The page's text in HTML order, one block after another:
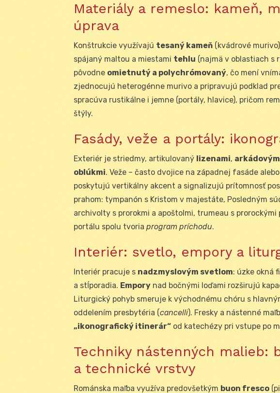
Materiály a remeslo: kameň,
úprava
Konštrukcie využívajú tesaný kameň (kvádrové
spájaný maltou a miestami tehlu (najmä v oblastiach s
pôvodne omietnutý a polychrómovaný, čo mení
zjednocujú heterogénne murivo a pripravujú podklad
spracúva rustikálne i jemne (portály, hlavice), pričom
štýly.
Fasády, veže a portály:
Exteriér je striedmy, artikulovaný lizenami,
oblúkmi. Veže – často dvojice na západnej fasáde
poskytujú vertikálny akcent a signalizujú prítomnosť
prahom: tympanón s Kristom v majestáte, Posledným
archivolty s prorokmi a apoštolmi, trumeau s prorockými
portálu spolu tvoria program príchodu.
Interiér: svetlo, empory a
Interiér pracuje s nadzmyslovým svetlom: úzke okná
a stĺporadia. Empory nad bočnými loďami rozširujú
Liturgický pohyb smeruje k východnému chóru s
oddelením presbytéria (cancelli). Fresky a nástenné
„ikonografický itinerár“ od katechézy pri vstupe po
Techniky nástenných malieb:
a technické vrstvy
Románska maľba využíva predovšetkým buon fresco